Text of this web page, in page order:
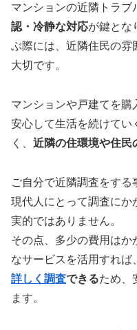
マンションの近隣トラブ
認・冷静な対応が鍵とな
ぶ際には、近隣住民の雰
大切です。
マンションや戸建てを購
安心して生活を続けてい
く、 近隣の住環境や住民
ご自分で近隣調査をす
現代人にとって調査にか
実的ではありません。
その点、多少の費用はか
なサービスを活用すれば、
詳しく調査できるため、
ます。